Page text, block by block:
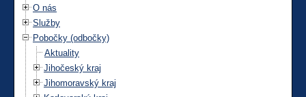
O nás
Služby
Pobočky (odbočky)
Aktuality
Jihočeský kraj
Jihomoravský kraj